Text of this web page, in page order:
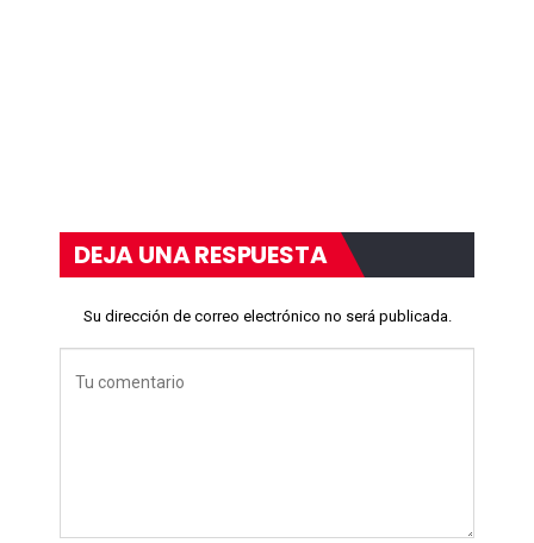
DEJA UNA RESPUESTA
Su dirección de correo electrónico no será publicada.